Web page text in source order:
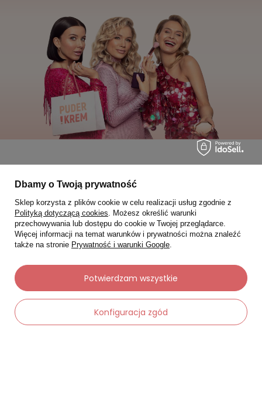
Moje zamówienia
Status zamówienia
Śledzenie przesyłki
Chcę zareklamować produkt
Chcę zwrócić produkt
Chcę wymienić towar
Kontakt
Dbamy o Twoją prywatność
Sklep korzysta z plików cookie w celu realizacji usług zgodnie z
Polityką dotyczącą cookies. Możesz określić warunki
przechowywania lub dostępu do cookie w Twojej przeglądarce.
Więcej informacji na temat warunków i prywatności można znaleźć
także na stronie Prywatność i warunki Google.
Konfiguracja zgód
Potwierdzam wszystkie